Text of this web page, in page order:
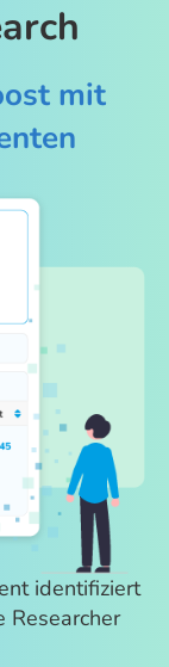
mit
identifiziert